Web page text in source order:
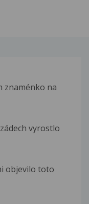
znaménko na
vyrostlo
objevilo toto